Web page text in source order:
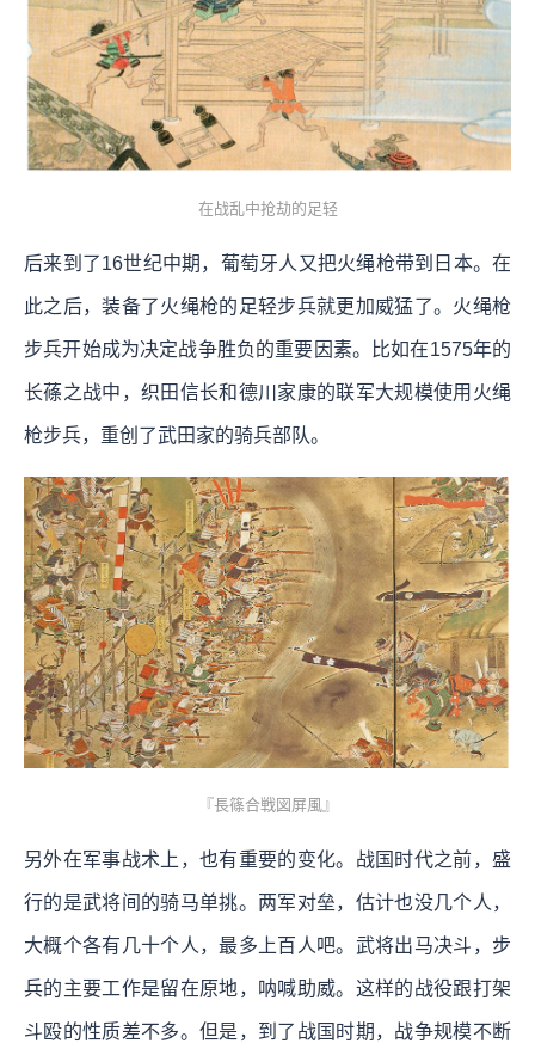
在战乱中抢劫的足轻
后来到了16世纪中期，葡萄牙人又把火绳枪带到日本。在
此之后，装备了火绳枪的足轻步兵就更加威猛了。火绳枪
步兵开始成为决定战争胜负的重要因素。比如在1575年的
长蓧之战中，织田信长和德川家康的联军大规模使用火绳
枪步兵，重创了武田家的骑兵部队。
『長篠合戦図屏風』
另外在军事战术上，也有重要的变化。战国时代之前，盛
行的是武将间的骑马单挑。两军对垒，估计也没几个人，
大概个各有几十个人，最多上百人吧。武将出马决斗，步
兵的主要工作是留在原地，呐喊助威。这样的战役跟打架
斗殴的性质差不多。但是，到了战国时期，战争规模不断